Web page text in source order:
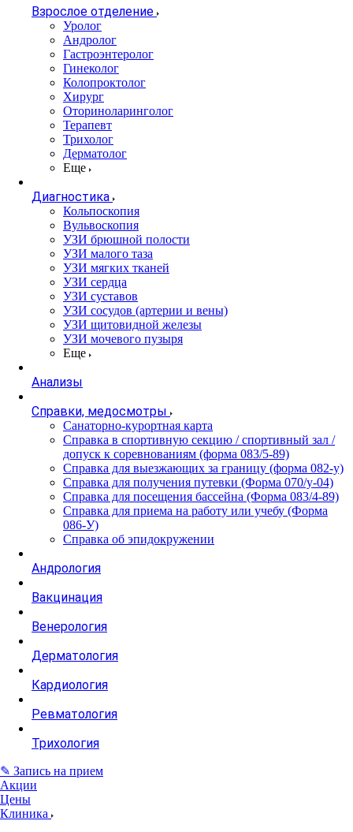
Взрослое отделение
Уролог
Андролог
Гастроэнтеролог
Гинеколог
Колопроктолог
Хирург
Оториноларинголог
Терапевт
Трихолог
Дерматолог
Еще
Диагностика
Кольпоскопия
Вульвоскопия
УЗИ брюшной полости
УЗИ малого таза
УЗИ мягких тканей
УЗИ сердца
УЗИ суставов
УЗИ сосудов (артерии и вены)
УЗИ щитовидной железы
УЗИ мочевого пузыря
Еще
Анализы
Справки, медосмотры
Санаторно-курортная карта
Справка в спортивную секцию / спортивный зал /
допуск к соревнованиям (форма 083/5-89)
Справка для выезжающих за границу (форма 082-у)
Справка для получения путевки (Форма 070/у-04)
Справка для посещения бассейна (Форма 083/4-89)
Справка для приема на работу или учебу (Форма
086-У)
Справка об эпидокружении
Андрология
Вакцинация
Венерология
Дерматология
Кардиология
Ревматология
Трихология
✎ Запись на прием
Акции
Цены
Клиника